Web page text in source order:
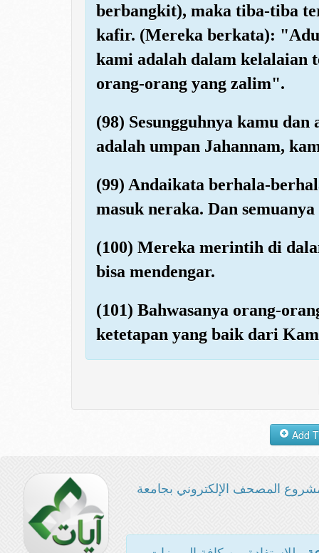
berbangkit), maka tiba-tiba
kafir. (Mereka berkata):
kami adalah dalam kelalaian
orang-orang yang zalim".
(98) Sesungguhnya kamu
adalah umpan Jahannam,
(99) Andaikata berhala-
masuk neraka. Dan
(100) Mereka merintih di
bisa mendengar.
(101) Bahwasanya orang-
ketetapan yang baik dari
المصحف الإلكتروني بجامعة